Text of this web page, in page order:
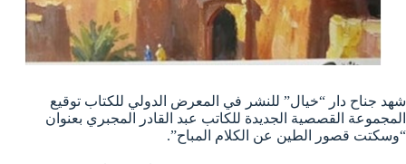
شهد جناح دار “خيال” للنشر في المعرض الدولي للكتاب توقيع
المجموعة القصصية الجديدة للكاتب عبد القادر المجبري بعنوان
“وسكتت قصور الطين عن الكلام المباح”.